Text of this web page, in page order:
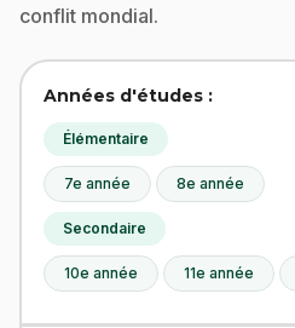
conflit mondial.
Années d'études :
Élémentaire
7e année 8e année
Secondaire
10e année 11e année